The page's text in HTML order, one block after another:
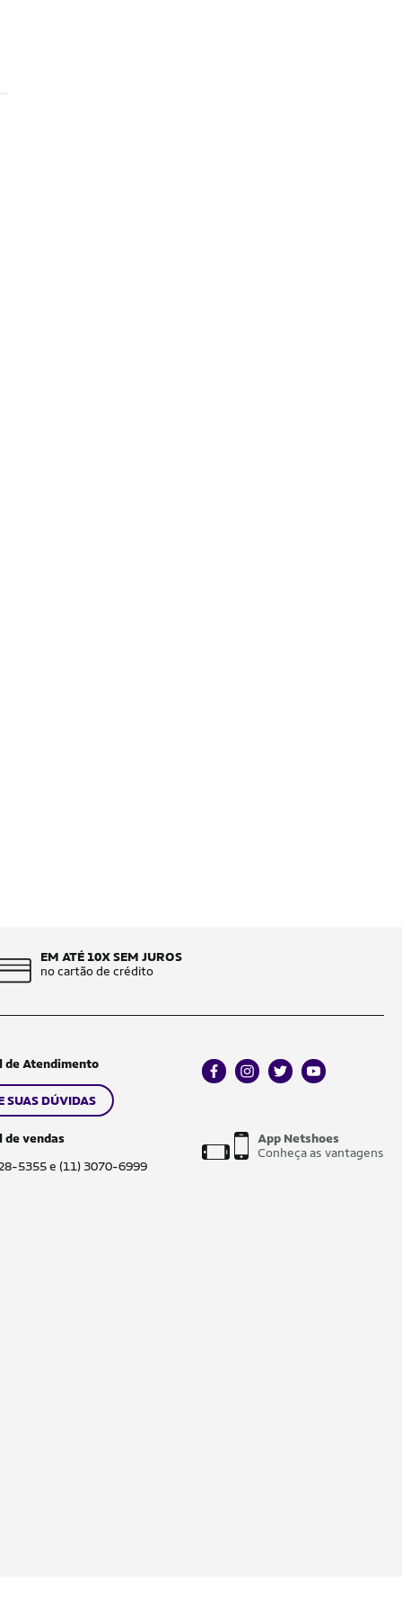
EM ATÉ 10X SEM JUROS
no cartão de crédito
de Atendimento
SUAS DÚVIDAS
de vendas
5355 e (11) 3070-6999
facebookinstagram
twitteryoutube
App Netshoes
Conheça as vantagens